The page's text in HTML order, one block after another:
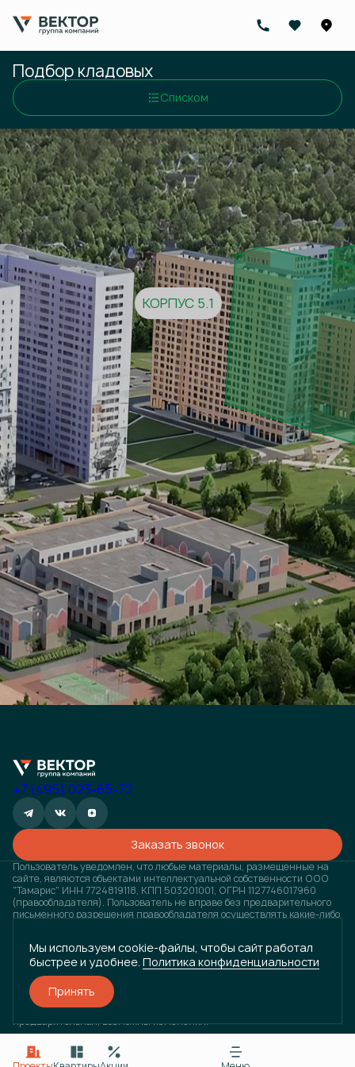
Подбор кладовых
Списком
КОРПУС 5.1
+7 (495) 023-65-72
Заказать звонок
Пользователь уведомлен, что любые материалы, размещенные на
сайте, являются объектами интеллектуальной собственности ООО
"Тамарис" ИНН 7724819118, КПП 503201001, ОГРН 1127746017960
(правообладателя). Пользователь не вправе без предварительного
письменного разрешения правообладателя осуществлять какие-либо
штрафов, предусмотренных законодательством РФ, а также на
обращение в компетентные органы за защитой своих прав и
законных интересов. Любая информация, представленная на
данном сайте, носит исключительно информационный характер и ни
при каких условиях не является публичной офертой, определяемой
положениями статьи 437 ГК РФ. Визуализация проектов
предварительная, возможны изменения.
ГРУППА КОМПАНИЙ «ВЕКТОР»
Мы используем cookie-файлы, чтобы сайт работал
быстрее и удобнее. Политика конфиденциальности
Принять